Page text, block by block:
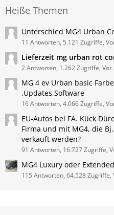
Heiße Themen
Unterschied MG4 Urban
11 Antworten, 5.121 Zugriffe,
Lieferzeit mg urban rot
2 Antworten, 1.262 Zugriffe, Vor
MG 4 ev Urban basic
,Updates,Software
16 Antworten, 4.066 Zugriffe,
EU-Autos bei FA. Kück
Firma und mit MG4, die
verkauft werden?
91 Antworten, 16.727 Zugriffe,
MG4 Luxury oder
115 Antworten, 64.528 Zugriffe,